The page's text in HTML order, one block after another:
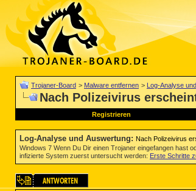
Trojaner-Board > Malware entfernen > Log-Analyse
Nach Polizeivirus
Registrieren
Log-Analyse und Auswertung: Nach Polizeivirus
Windows 7 Wenn Du Dir einen Trojaner eingefangen hast
infizierte System zuerst untersucht werden: Erste Schritte